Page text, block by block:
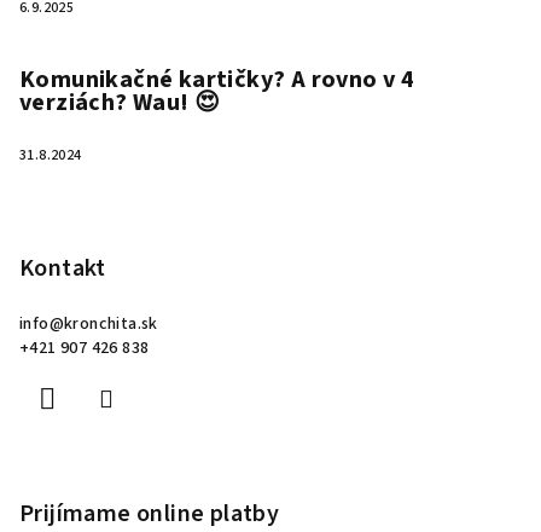
6.9.2025
Komunikačné kartičky? A rovno v 4
verziách? Wau! 😍
31.8.2024
Kontakt
info@kronchita.sk
+421 907 426 838
Prijímame online platby